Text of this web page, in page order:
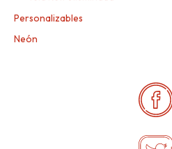
Personalizables
Neón